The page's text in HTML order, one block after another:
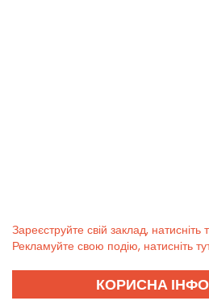
Зареєструйте свій заклад, натисніть
Рекламуйте свою подію, натисніть
КОРИСНА